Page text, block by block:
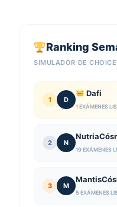
Ranking
SIMULADOR DE
1 D
Dafi
1 EXÁMENES
2 N
19 EXÁMENES
3 M
5 EXÁMENES